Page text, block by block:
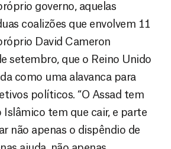
governo, aquelas
coalizões que envolvem 11
David Cameron
setembro, que o Reino Unido
como uma alavanca para
políticos. “O Assad tem
Islâmico tem que cair, e parte
não apenas o dispêndio de